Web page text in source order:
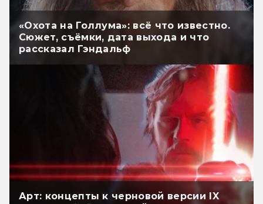
«Охота на Голлума»: всё что известно.
Сюжет, съёмки, дата выхода и что
рассказал Гэндальф
Арт: концепты к черновой версии IX